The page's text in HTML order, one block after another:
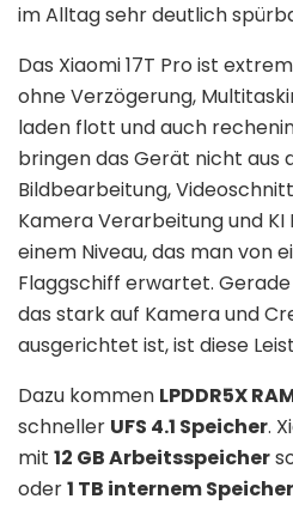
im Alltag sehr deutlich
Das Xiaomi 17T Pro ist
ohne Verzögerung,
laden flott und auch
bringen das Gerät nicht aus
Bildbearbeitung,
Kamera Verarbeitung und
einem Niveau, das man von
Flaggschiff erwartet.
das stark auf Kamera und
ausgerichtet ist, ist diese
Dazu kommen LPDDR5X
schneller UFS 4.1 Speicher.
mit 12 GB Arbeitsspeicher
oder1 TB internem Speicher